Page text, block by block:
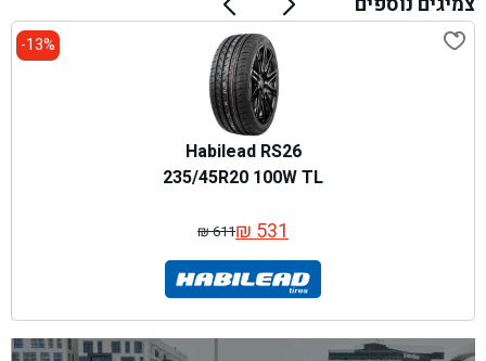
13%-
Habilead RS26
235/45R20 100W TL
₪611
המחיר
המקורי
היה:
₪ 611.
₪531 המחיר
הנוכחי
הוא:
₪ 531.